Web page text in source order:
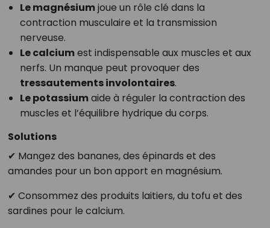
Le magnésiumjoue un rôle clé dans la
contraction musculaire et la transmission
nerveuse.
Le calciumest indispensable aux muscles et aux
nerfs. Un manque peut provoquer des
tressautements involontaires.
Le potassiumaide à réguler la contraction des
muscles et l’équilibre hydrique du corps.
Solutions
✔ Mangez des bananes, des épinards et des
amandes pour un bon apport en magnésium.
✔ Consommez des produits laitiers, du tofu et des
sardines pour le calcium.